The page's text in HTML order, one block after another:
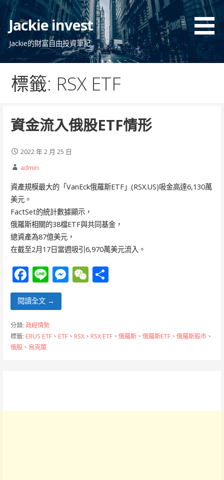
跳
Jackie invest
Jackie的財富自由投資筆記
標籤: RSX ETF
資金流入俄股ETF情形
2022 年 2 月 25 日
admin
資產規模最大的「VanEck俄羅斯ETF」(RSX.US)吸金高達6,130萬
美元。
FactSet的統計數據顯示，
俄羅斯相關的38檔ETF與共同基金，
總資產為87億美元，
在截至2月17日當週吸引6,970萬美元流入。
F
ac
e
b
o
o
Li
n
e
M
n
W
at
分
閱讀全文 →
分類: 政經情勢
標籤: ERUS ETF、 ETF、 RSX、 RSX ETF、 俄羅斯、 俄羅斯ETF、 俄羅斯股市、
俄股、 烏克蘭